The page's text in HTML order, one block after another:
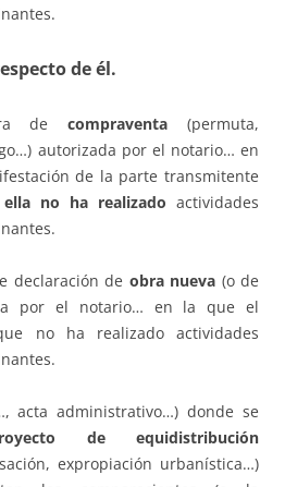
de él.
decompraventa (permuta,
autorizada por el notario… en
de la parte transmitente
ella no ha realizadoactividades
declaración de obra nueva (o de
por el notario… en la que el
no ha realizado actividades
acta administrativo…) donde se
de equidistribución
expropiación urbanística…)